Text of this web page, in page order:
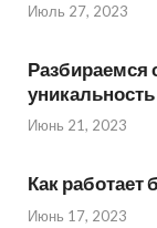
Июль 27, 2023
Разбираемся
Июнь 21, 2023
Как работает
Июнь 17, 2023